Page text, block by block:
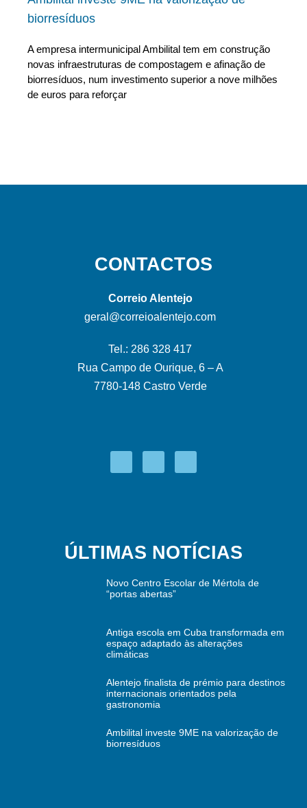
biorresíduos
A empresa intermunicipal Ambilital tem em construção
novas infraestruturas de compostagem e afinação de
biorresíduos, num investimento superior a nove milhões
de euros para reforçar
CONTACTOS
Correio Alentejo
geral@correioalentejo.com
Tel.: 286 328 417
Rua Campo de Ourique, 6 – A
7780-148 Castro Verde
ÚLTIMAS NOTÍCIAS
Novo Centro Escolar de Mértola de
“portas abertas”
Antiga escola em Cuba transformada em
espaço adaptado às alterações
climáticas
Alentejo finalista de prémio para destinos
internacionais orientados pela
gastronomia
Ambilital investe 9ME na valorização de
biorresíduos